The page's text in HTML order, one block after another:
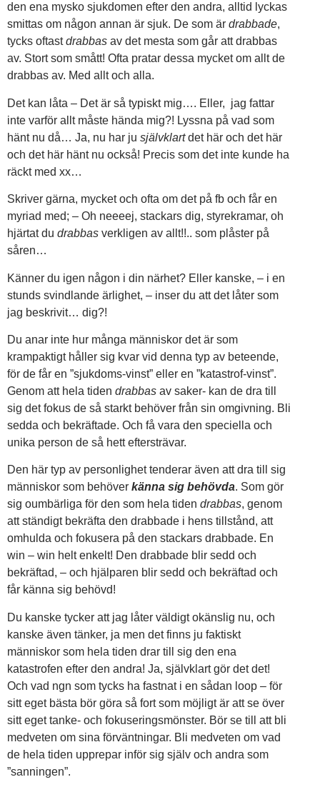
den ena mysko sjukdomen efter den andra, alltid lyckas
smittas om någon annan är sjuk. De som är drabbade,
tycks oftastdrabbas av det mesta som går att drabbas
av. Stort som smått! Ofta pratar dessa mycket om allt de
drabbas av. Med allt och alla.
Det kan låta – Det är så typiskt mig…. Eller, jag fattar
inte varför allt måste hända mig?! Lyssna på vad som
hänt nu då… Ja, nu har ju självklartdet här och det här
och det här hänt nu också! Precis som det inte kunde ha
räckt med xx…
Skriver gärna, mycket och ofta om det på fb och får en
myriad med; – Oh neeeej, stackars dig, styrekramar, oh
hjärtat du drabbas verkligen av allt!!.. som plåster på
såren…
Känner du igen någon i din närhet? Eller kanske, – i en
stunds svindlande ärlighet, – inser du att det låter som
jag beskrivit… dig?!
Du anar inte hur många människor det är som
krampaktigt håller sig kvar vid denna typ av beteende,
för de får en ”sjukdoms-vinst” eller en ”katastrof-vinst”.
Genom att hela tiden drabbas av saker- kan de dra till
sig det fokus de så starkt behöver från sin omgivning. Bli
sedda och bekräftade. Och få vara den speciella och
unika person de så hett eftersträvar.
Den här typ av personlighet tenderar även att dra till sig
människor som behöver känna sig behövda. Som gör
sig oumbärliga för den som hela tiden drabbas, genom
att ständigt bekräfta den drabbade i hens tillstånd, att
omhulda och fokusera på den stackars drabbade. En
win – win helt enkelt! Den drabbade blir sedd och
bekräftad, – och hjälparen blir sedd och bekräftad och
får känna sig behövd!
Du kanske tycker att jag låter väldigt okänslig nu, och
kanske även tänker, ja men det finns ju faktiskt
människor som hela tiden drar till sig den ena
katastrofen efter den andra! Ja, självklart gör det det!
Och vad ngn som tycks ha fastnat i en sådan loop – för
sitt eget bästa bör göra så fort som möjligt är att se över
sitt eget tanke- och fokuseringsmönster. Bör se till att bli
medveten om sina förväntningar. Bli medveten om vad
de hela tiden upprepar inför sig själv och andra som
”sanningen”.